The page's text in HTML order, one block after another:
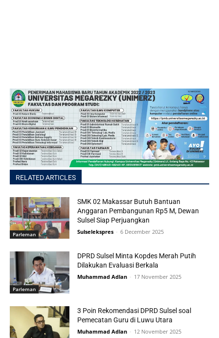
RELATED ARTICLES
Parleman
SMK 02 Makassar Butuh Bantuan
Anggaran Pembangunan Rp5 M, Dewan
Sulsel Siap Perjuangkan
Sulselekspres - 6 December 2025
Parleman
DPRD Sulsel Minta Kopdes Merah Putih
Dilakukan Evaluasi Berkala
Muhammad Adlan - 17 November 2025
3 Poin Rekomendasi DPRD Sulsel soal
Pemecatan Guru di Luwu Utara
Muhammad Adlan - 12 November 2025